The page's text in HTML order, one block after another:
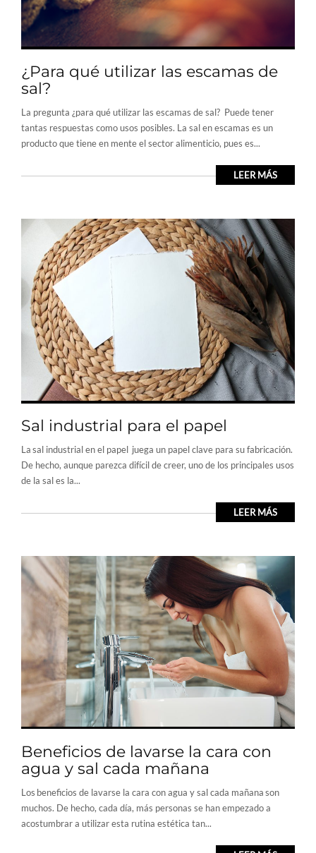
¿Para qué utilizar las escamas de
sal?
La pregunta ¿para qué utilizar las escamas de sal? Puede tener
tantas respuestas como usos posibles. La sal en escamas es un
producto que tiene en mente el sector alimenticio, pues es...
LEER MÁS
Sal industrial para el papel
La sal industrial en el papel juega un papel clave para su fabricación.
De hecho, aunque parezca difícil de creer, uno de los principales usos
de la sal es la...
LEER MÁS
Beneficios de lavarse la cara con
agua y sal cada mañana
Los beneficios de lavarse la cara con agua y sal cada mañana son
muchos. De hecho, cada día, más personas se han empezado a
acostumbrar a utilizar esta rutina estética tan...